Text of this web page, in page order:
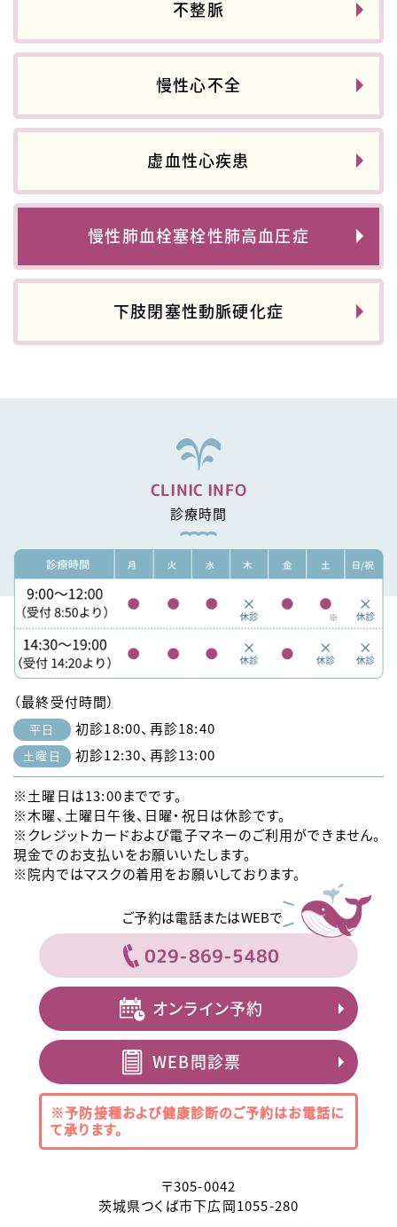
不整脈
慢性心不全
虚血性心疾患
慢性肺血栓塞栓性肺高血圧症
下肢閉塞性動脈硬化症
CLINIC INFO
診療時間
（最終受付時間）
平日 初診18:00、再診18:40
土曜日 初診12:30、再診13:00
※土曜日は13:00までです。
※木曜、土曜日午後、日曜・祝日は休診です。
※クレジットカードおよび電子マネーのご利用ができません。
現金でのお支払いをお願いいたします。
※院内ではマスクの着用をお願いしております。
ご予約は電話またはWEBで
029-869-5480
オンライン予約
WEB問診票
※予防接種および健康診断のご予約はお電話に
て承ります。
〒305-0042
茨城県つくば市下広岡1055-280